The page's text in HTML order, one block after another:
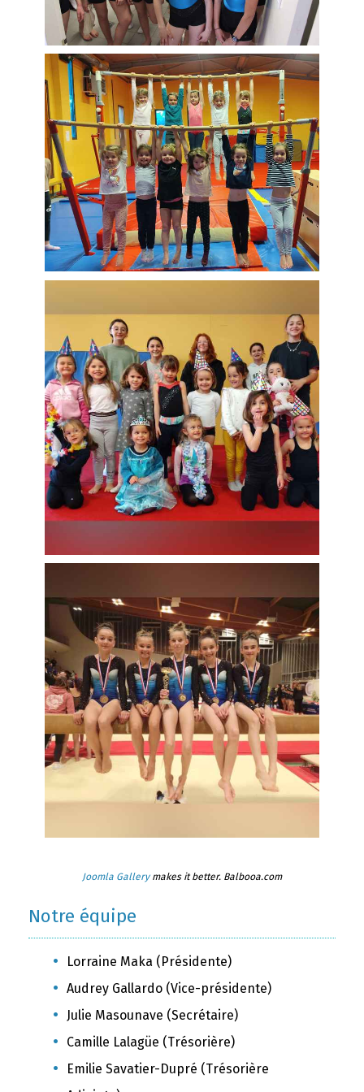
Joomla Gallerymakes it better. Balbooa.com
Notre équipe
Lorraine Maka (Présidente)
Audrey Gallardo (Vice-présidente)
Julie Masounave (Secrétaire)
Camille Lalagüe (Trésorière)
Emilie Savatier-Dupré (Trésorière